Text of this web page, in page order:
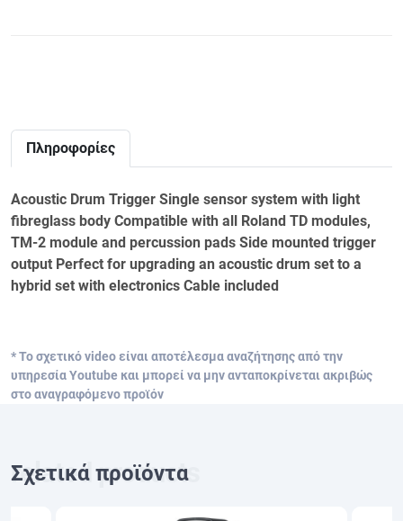
Πληροφορίες
Acoustic Drum Trigger Single sensor system with light
fibreglass body Compatible with all Roland TD modules,
TM-2 module and percussion pads Side mounted trigger
output Perfect for upgrading an acoustic drum set to a
hybrid set with electronics Cable included
* Το σχετικό video είναι αποτέλεσμα αναζήτησης από την
υπηρεσία Youtube και μπορεί να μην ανταποκρίνεται ακριβώς
στο αναγραφόμενο προϊόν
Σχετικά προϊόντα